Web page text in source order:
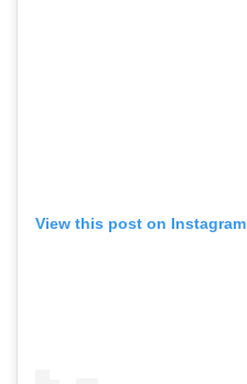
View this post on Instagram